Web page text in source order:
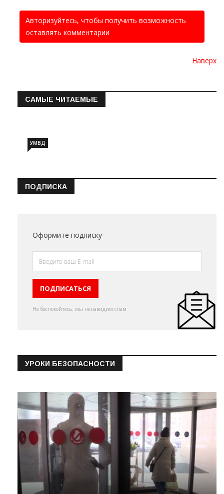
Авторизуйтесь, чтобы получить возможность
оставлять комментарии
Наверх
САМЫЕ ЧИТАЕМЫЕ
УМВД
ПОДПИСКА
Оформите подписку
Не беспокойтесь, мы ненавидим спам
УРОКИ БЕЗОПАСНОСТИ